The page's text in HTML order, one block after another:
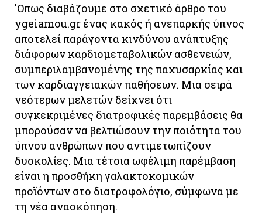
'Οπως διαβάζουμε στο σχετικό άρθρο του
ygeiamou.gr ένας κακός ή ανεπαρκής ύπνος
αποτελεί παράγοντα κινδύνου ανάπτυξης
διάφορων καρδιομεταβολικών ασθενειών,
συμπεριλαμβανομένης της παχυσαρκίας και
των καρδιαγγειακών παθήσεων. Μια σειρά
νεότερων μελετών δείχνει ότι
συγκεκριμένες διατροφικές παρεμβάσεις θα
μπορούσαν να βελτιώσουν την ποιότητα του
ύπνου ανθρώπων που αντιμετωπίζουν
δυσκολίες. Μια τέτοια ωφέλιμη παρέμβαση
είναι η προσθήκη γαλακτοκομικών
προϊόντων στο διατροφολόγιο, σύμφωνα με
τη νέα ανασκόπηση.